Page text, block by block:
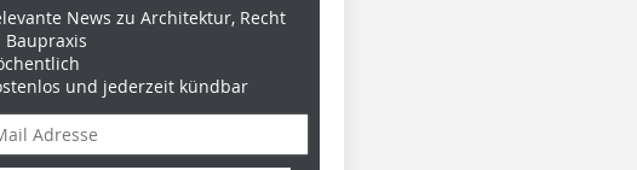
News zu Architektur, Recht
Baupraxis
und jederzeit kündbar